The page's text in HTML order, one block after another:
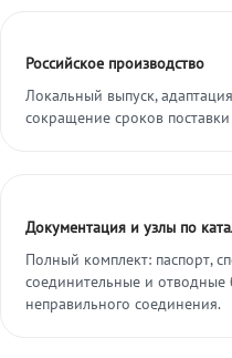
Российское производство
Локальный выпуск,
сокращение сроков
Документация и узлы по
Полный комплект: паспорт,
соединительные и отводные
неправильного соединения.